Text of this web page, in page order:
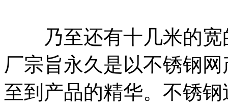
乃至还有十几米的宽
厂宗旨永久是以不锈钢
至到产品的精华。不锈